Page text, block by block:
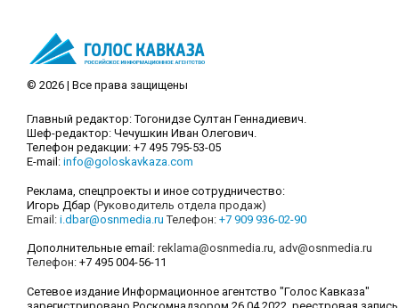
© 2026 | Все права защищены
Главный редактор: Тогонидзе Султан Геннадиевич.
Шеф-редактор: Чечушкин Иван Олегович.
Телефон редакции: +7 495 795-53-05
E-mail: info@goloskavkaza.com
Реклама, спецпроекты и иное сотрудничество:
Игорь Дбар (Руководитель отдела продаж)
Email: i.dbar@osnmedia.ru Телефон: +7 909 936-02-90
Дополнительные email: reklama@osnmedia.ru adv@osnmedia.ru
Телефон: +7 495 004-56-11
Сетевое издание Информационное агентство "Голос Кавказа"